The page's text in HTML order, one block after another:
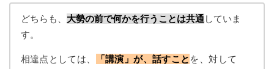
どちらも、 大勢の前で何かを行うことは共通 していま
す。
相違点としては、 「講演」が、話すこと を、対して